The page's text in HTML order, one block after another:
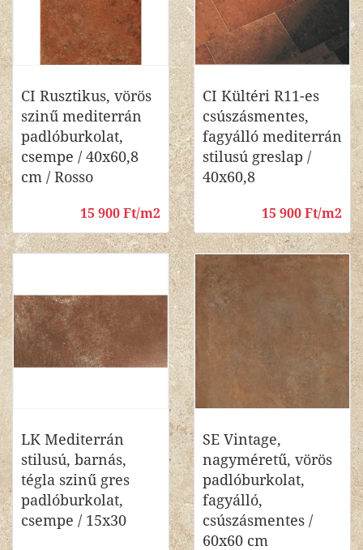
CI Rusztikus, vörös
szinű mediterrán
padlóburkolat,
csempe / 40x60,8
cm / Rosso
15 900 Ft/m2
CI Kültéri R11-es
csúszásmentes,
fagyálló mediterrán
stilusú greslap /
40x60,8
15 900 Ft/m2
LK Mediterrán
stilusú, barnás,
tégla szinű gres
padlóburkolat,
csempe / 15x30
SE Vintage,
nagyméretű, vörös
padlóburkolat,
fagyálló,
csúszásmentes /
60x60 cm